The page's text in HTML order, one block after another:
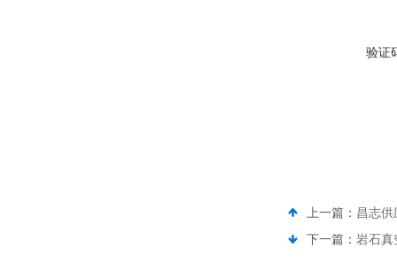
验证
上一篇： 昌志供
下一篇： 岩石真